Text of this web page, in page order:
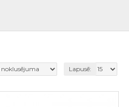
Lapusē: